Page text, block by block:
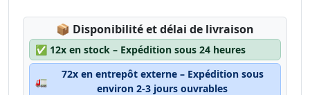
📦 Lagerstatus:
Disponibilité et délai de livraison
✅ 12x en stock – Expédition sous 24 heures
🚛
72x en entrepôt externe – Expédition sous
environ 2-3 jours ouvrables